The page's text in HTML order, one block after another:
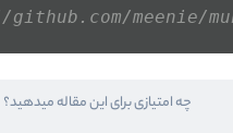
github.com/meenie/
چه امتیازی برای این مقاله میدهید؟